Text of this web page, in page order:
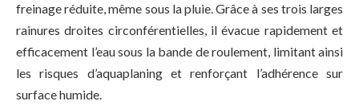
freinage réduite, même sous la pluie. Grâce à ses trois larges
rainures droites circonférentielles, il évacue rapidement et
efficacement l’eau sous la bande de roulement, limitant ainsi
les risques d’aquaplaning et renforçant l’adhérence sur
surface humide.